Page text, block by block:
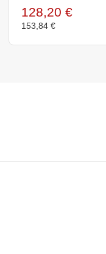
128,20 €
153,84 €